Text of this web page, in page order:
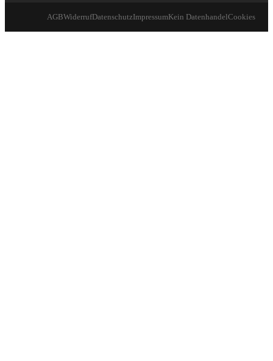
AGBWiderrufDatenschutzImpressumKein DatenhandelCookies